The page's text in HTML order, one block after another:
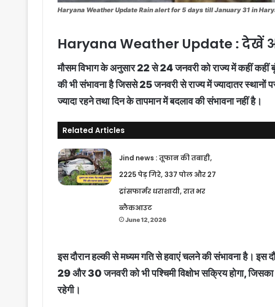
Haryana Weather Update Rain alert for 5 days till January 31 in
Haryana Weather Update : देखें
मौसम विभाग के अनुसार 22 से 24 जनवरी को राज्य में कहीं कहीं
की भी संभावना है जिससे 25 जनवरी से राज्य में ज्यादातर स्थानों
ज्यादा रहने तथा दिन के तापमान में बदलाव की संभावना नहीं है।
Related Articles
Jind news : तूफान की तबाही,
2225 पेड़ गिरे, 337 पोल और 27
ट्रांसफार्मर धराशायी, रात भर
ब्लैकआउट
June 12, 2026
इस दौरान हल्की से मध्यम गति से हवाएं चलने की संभावना है। इस
29 और 30 जनवरी को भी पश्चिमी विक्षोभ सक्रिय होगा,
रहेगी।